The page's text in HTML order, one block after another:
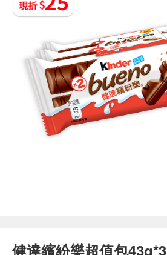
健達繽紛樂超值包43g*3